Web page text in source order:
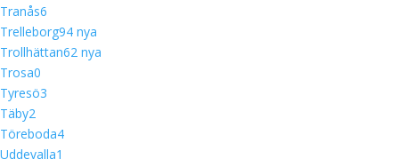
Tranås6
Trelleborg94 nya
Trollhättan62 nya
Trosa0
Tyresö3
Täby2
Töreboda4
Uddevalla1